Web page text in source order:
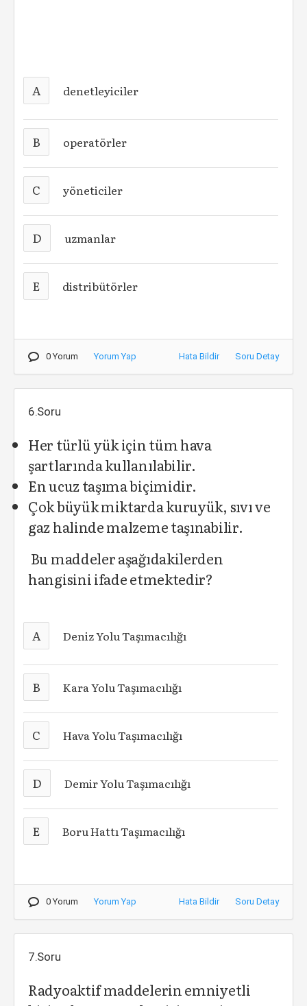
A denetleyiciler
B operatörler
C yöneticiler
D uzmanlar
E distribütörler
0 Yorum Yorum Yap Hata Bildir Soru Detay
6.Soru
Her türlü yük için tüm hava
şartlarında kullanılabilir.
En ucuz taşıma biçimidir.
Çok büyük miktarda kuruyük, sıvı ve
gaz halinde malzeme taşınabilir.
Bu maddeler aşağıdakilerden
hangisini ifade etmektedir?
A Deniz Yolu Taşımacılığı
B Kara Yolu Taşımacılığı
C Hava Yolu Taşımacılığı
D Demir Yolu Taşımacılığı
E Boru Hattı Taşımacılığı
0 Yorum Yorum Yap Hata Bildir Soru Detay
7.Soru
Radyoaktif maddelerin emniyetli